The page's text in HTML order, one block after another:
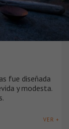
fue diseñada
y modesta.
VER +